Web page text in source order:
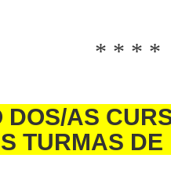
* * * *
AS
TURMAS